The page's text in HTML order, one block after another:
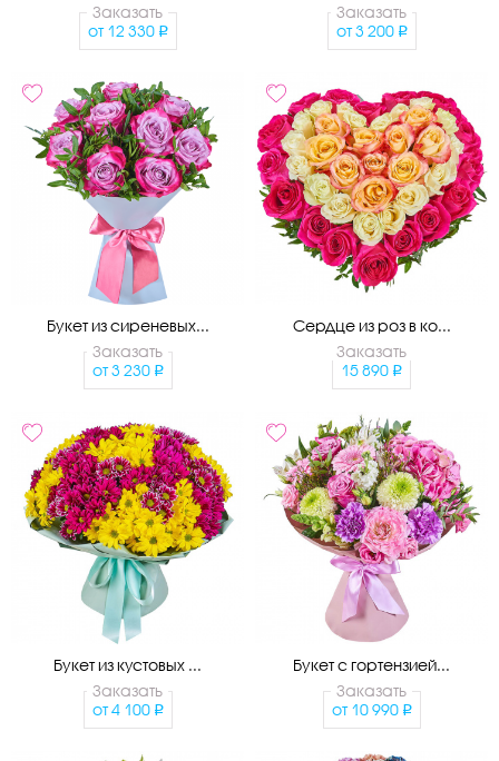
Заказать
от 12 330
Заказать
от 3 200
Букет из сиреневых...
Заказать
от 3 230
Сердце из роз в ко...
Заказать
15 890
Букет из кустовых ...
Заказать
от 4 100
Букет с гортензией...
Заказать
от 10 990